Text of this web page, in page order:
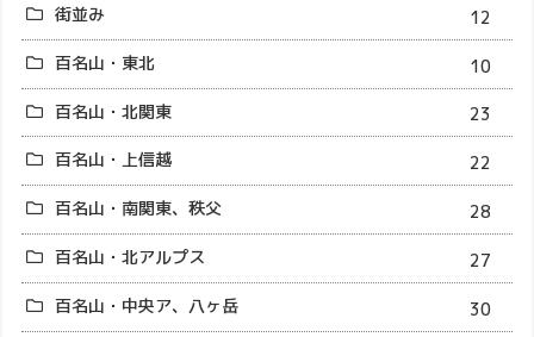
街並み
12
百名山・東北
10
百名山・北関東
23
百名山・上信越
22
百名山・南関東、秩父
28
百名山・北アルプス
27
百名山・中央ア、八ヶ岳
30